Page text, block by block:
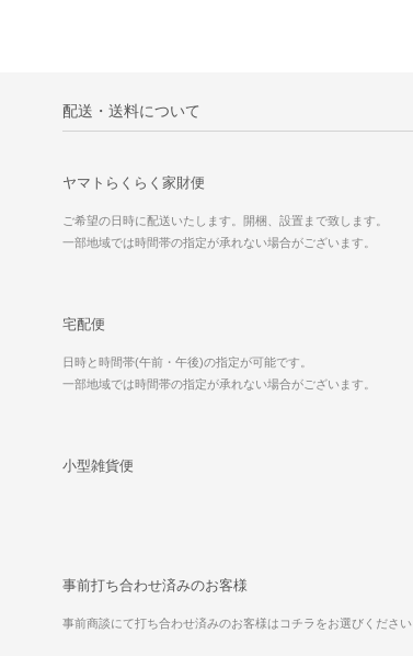
配送・送料について
ヤマトらくらく家財便
ご希望の日時に配送いたします。開梱、設置まで致します。
一部地域では時間帯の指定が承れない場合がございます。
宅配便
日時と時間帯(午前・午後)の指定が可能です。
一部地域では時間帯の指定が承れない場合がございます。
小型雑貨便
事前打ち合わせ済みのお客様
事前商談にて打ち合わせ済みのお客様はコチラをお選びください